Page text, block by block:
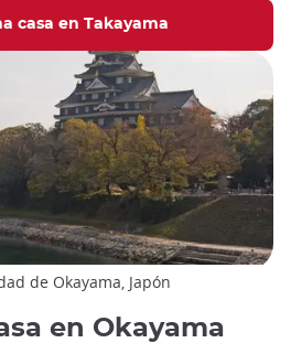
casa en Takayama
en Okayama
de Okayama, Japón